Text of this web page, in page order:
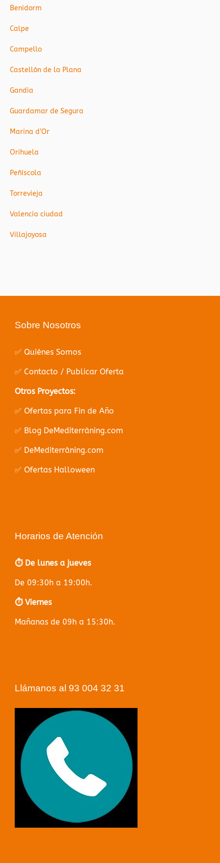
Benidorm
Calpe
Campello
Castellón de la Plana
Gandia
Guardamar de Segura
Marina d’Or
Orihuela
Peñíscola
Torrevieja
Valencia ciudad
Villajoyosa
Sobre Nosotros
✅ Quiénes Somos
✅ Contacto / Publicar Oferta
Otros Proyectos:
✅ Ofertas para Fin de Año
✅ Blog DeMediterràning.com
✅ DeMediterràning.com
✅ Ofertas Halloween
Horarios de Atención
⏱️ De lunes a jueves
De 09:30h a 19:00h.
⏱️ Viernes
Mañanas de 09h a 15:30h.
Llámanos al 93 004 32 31